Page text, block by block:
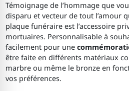
Témoignage de l’hommage que
disparu et vecteur de tout l’amour
plaque funéraire est l’accessoire
mortuaires. Personnalisable à
facilement pour une
être faite en différents matériaux
marbre ou même le bronze en
vos préférences.